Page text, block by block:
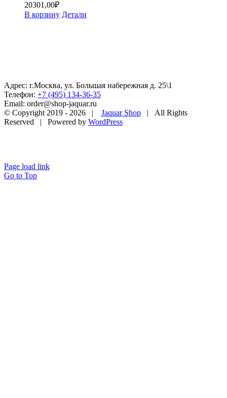
20301,00₽
В корзину Детали
Адрес: г.Москва, ул. Большая набережная д. 25\1
Телефон: +7 (495) 134-36-35
Email: order@shop-jaquar.ru
© Copyright 2019 - 2026 | Jaquar Shop | All Rights
Reserved | Powered by WordPress
Page load link
Go to Top